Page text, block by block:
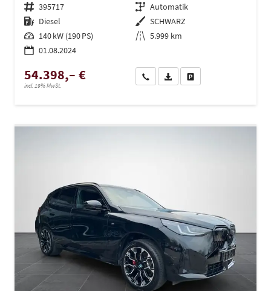
Fahrzeugnr. 395717 Getriebe Automatik
Kraftstoff Diesel Außenfarbe SCHWARZ
Leistung 140 kW (190 PS) Kilometerstand 5.999 km
01.08.2024
54.398,– €
incl. 19% MwSt.
Wir rufen Sie anPDF-Datei, Fahrzeugexposé